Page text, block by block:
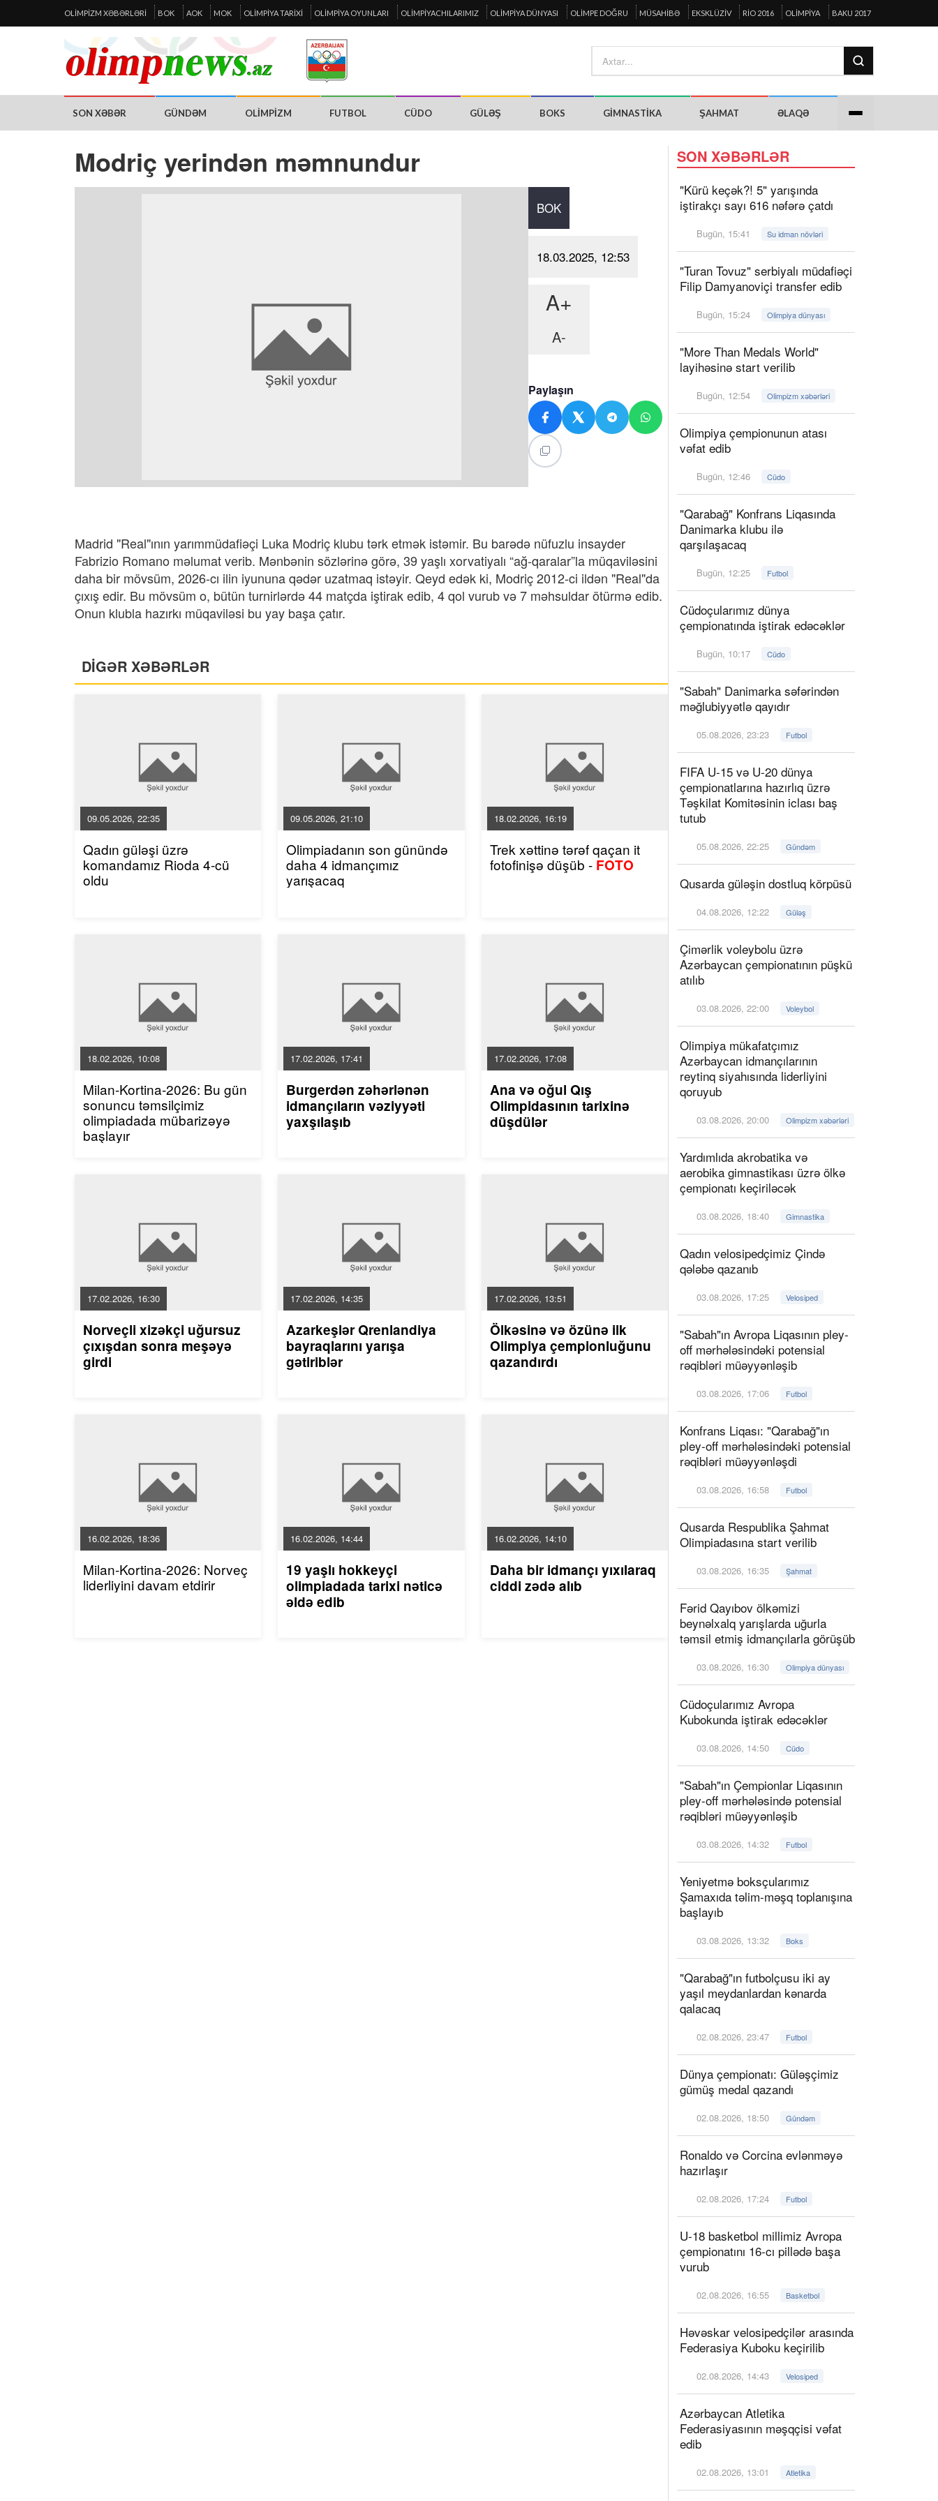
OLIMPIZM XƏBƏRLƏRI BOK AOK MOK OLIMPIYA TARIXI OLIMPIYA OYUNLARI OLIMPIYACHILARIMIZ OLIMPIYA DÜNYASI OLIMPE DOĞRU MÜSAHIBƏ EKSKLÜZIV RIO 2016 OLIMPIYA BAKU 2017
SON XƏBƏR GÜNDƏM OLIMPIZM FUTBOL CÜDO GÜLƏŞ BOKS GIMNASTIKA ŞAHMAT ƏLAQƏ
Modriç yerindən məmnundur
BOK
18.03.2025, 12:53
A+
A-
Paylaşın
Madrid "Real"ının yarımmüdafiəçi Luka Modriç klubu tərk etmək istəmir. Bu barədə nüfuzlu insayder
Fabrizio Romano məlumat verib. Mənbənin sözlərinə görə, 39 yaşlı xorvatiyalı “ağ-qaralar”la müqaviləsini
daha bir mövsüm, 2026-cı ilin iyununa qədər uzatmaq istəyir. Qeyd edək ki, Modriç 2012-ci ildən "Real"da
çıxış edir. Bu mövsüm o, bütün turnirlərdə 44 matçda iştirak edib, 4 qol vurub və 7 məhsuldar ötürmə edib.
Onun klubla hazırkı müqaviləsi bu yay başa çatır.
DİGƏR XƏBƏRLƏR
09.05.2026, 22:35
Qadın güləşi üzrə
komandamız Rioda 4-cü
oldu
09.05.2026, 21:10
Olimpiadanın son günündə
daha 4 idmançımız
yarışacaq
18.02.2026, 16:19
Trek xəttinə tərəf qaçan it
fotofinişə düşüb - FOTO
18.02.2026, 10:08
Milan-Kortina-2026: Bu gün
sonuncu təmsilçimiz
olimpiadada mübarizəyə
başlayır
17.02.2026, 17:41
Burgerdən zəhərlənən
idmançıların vəziyyəti
yaxşılaşıb
17.02.2026, 17:08
Ana və oğul Qış
Olimpidasının tarixinə
düşdülər
17.02.2026, 16:30
Norveçli xizəkçi uğursuz
çıxışdan sonra meşəyə
girdi
17.02.2026, 14:35
Azarkeşlər Qrenlandiya
bayraqlarını yarışa
gətiriblər
17.02.2026, 13:51
Ölkəsinə və özünə ilk
Olimpiya çempionluğunu
qazandırdı
16.02.2026, 18:36
Milan-Kortina-2026: Norveç
liderliyini davam etdirir
16.02.2026, 14:44
19 yaşlı hokkeyçi
olimpiadada tarixi nəticə
əldə edib
16.02.2026, 14:10
Daha bir idmançı yıxılaraq
ciddi zədə alıb
SON XƏBƏRLƏR
"Kürü keçək?! 5" yarışında
iştirakçı sayı 616 nəfərə çatdı
Bugün, 15:41 Su idman növləri
"Turan Tovuz" serbiyalı müdafiəçi
Filip Damyanoviçi transfer edib
Bugün, 15:24 Olimpiya dünyası
"More Than Medals World"
layihəsinə start verilib
Bugün, 12:54 Olimpizm xəbərləri
Olimpiya çempionunun atası
vəfat edib
Bugün, 12:46 Cüdo
"Qarabağ" Konfrans Liqasında
Danimarka klubu ilə
qarşılaşacaq
Bugün, 12:25 Futbol
Cüdoçularımız dünya
çempionatında iştirak edəcəklər
Bugün, 10:17 Cüdo
"Sabah" Danimarka səfərindən
məğlubiyyətlə qayıdır
05.08.2026, 23:23 Futbol
FIFA U-15 və U-20 dünya
çempionatlarına hazırlıq üzrə
Təşkilat Komitəsinin iclası baş
tutub
05.08.2026, 22:25 Gündəm
Qusarda güləşin dostluq körpüsü
04.08.2026, 12:22 Güləş
Çimərlik voleybolu üzrə
Azərbaycan çempionatının püşkü
atılıb
03.08.2026, 22:00 Voleybol
Olimpiya mükafatçımız
Azərbaycan idmançılarının
reytinq siyahısında liderliyini
qoruyub
03.08.2026, 20:00 Olimpizm xəbərləri
Yardımlıda akrobatika və
aerobika gimnastikası üzrə ölkə
çempionatı keçiriləcək
03.08.2026, 18:40 Gimnastika
Qadın velosipedçimiz Çində
qələbə qazanıb
03.08.2026, 17:25 Velosiped
"Sabah"ın Avropa Liqasının pley-
off mərhələsindəki potensial
rəqibləri müəyyənləşib
03.08.2026, 17:06 Futbol
Konfrans Liqası: "Qarabağ"ın
pley-off mərhələsindəki potensial
rəqibləri müəyyənləşdi
03.08.2026, 16:58 Futbol
Qusarda Respublika Şahmat
Olimpiadasına start verilib
03.08.2026, 16:35 Şahmat
Fərid Qayıbov ölkəmizi
beynəlxalq yarışlarda uğurla
təmsil etmiş idmançılarla görüşüb
03.08.2026, 16:30 Olimpiya dünyası
Cüdoçularımız Avropa
Kubokunda iştirak edəcəklər
03.08.2026, 14:50 Cüdo
"Sabah"ın Çempionlar Liqasının
pley-off mərhələsində potensial
rəqibləri müəyyənləşib
03.08.2026, 14:32 Futbol
Yeniyetmə boksçularımız
Şamaxıda təlim-məşq toplanışına
başlayıb
03.08.2026, 13:32 Boks
"Qarabağ"ın futbolçusu iki ay
yaşıl meydanlardan kənarda
qalacaq
02.08.2026, 23:47 Futbol
Dünya çempionatı: Güləşçimiz
gümüş medal qazandı
02.08.2026, 18:50 Gündəm
Ronaldo və Corcina evlənməyə
hazırlaşır
02.08.2026, 17:24 Futbol
U-18 basketbol millimiz Avropa
çempionatını 16-cı pillədə başa
vurub
02.08.2026, 16:55 Basketbol
Həvəskar velosipedçilər arasında
Federasiya Kuboku keçirilib
02.08.2026, 14:43 Velosiped
Azərbaycan Atletika
Federasiyasının məşqçisi vəfat
edib
02.08.2026, 13:01 Atletika